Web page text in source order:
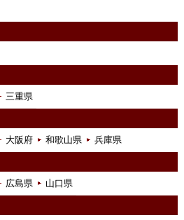
三重県
大阪府 和歌山県 兵庫県
広島県 山口県